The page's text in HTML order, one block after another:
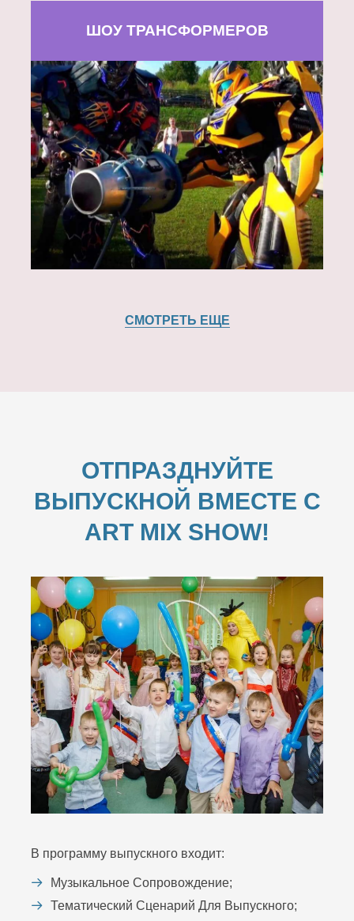
ШОУ ТРАНСФОРМЕРОВ
СМОТРЕТЬ ЕЩЕ
ОТПРАЗДНУЙТЕ
ВЫПУСКНОЙ ВМЕСТЕ С
ART MIX SHOW!
В программу выпускного входит:
Музыкальное Сопровождение;
Тематический Сценарий Для Выпускного;